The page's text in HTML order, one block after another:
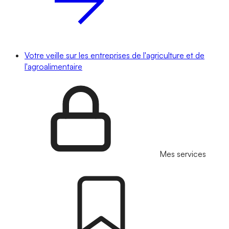
Votre veille sur les entreprises de l'agriculture et de
l'agroalimentaire
Mes services